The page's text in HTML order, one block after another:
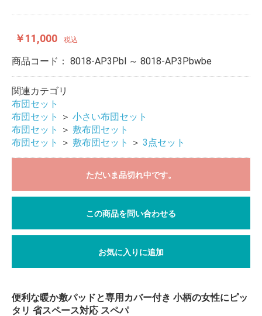
￥11,000 税込
商品コード： 8018-AP3Pbl ～ 8018-AP3Pbwbe
関連カテゴリ
布団セット
布団セット
＞ 小さい布団セット
布団セット
＞ 敷布団セット
布団セット
＞ 敷布団セット ＞ 3点セット
ただいま品切れ中です。
この商品を問い合わせる
お気に入りに追加
便利な暖か敷パッドと専用カバー付き 小柄の女性にピッ
タリ 省スペース対応 スペパ